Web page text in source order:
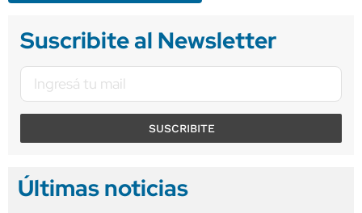
Suscribite al Newsletter
SUSCRIBITE
Últimas noticias